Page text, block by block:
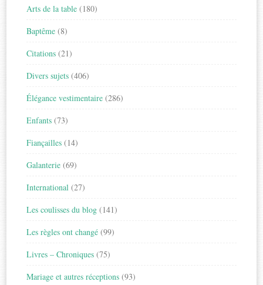
Arts de la table (180)
Baptême (8)
Citations (21)
Divers sujets (406)
Élégance vestimentaire (286)
Enfants (73)
Fiançailles (14)
Galanterie (69)
International (27)
Les coulisses du blog (141)
Les règles ont changé (99)
Livres – Chroniques (75)
Mariage et autres réceptions (93)